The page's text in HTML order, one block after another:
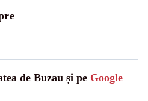
de Buzau și pe Google